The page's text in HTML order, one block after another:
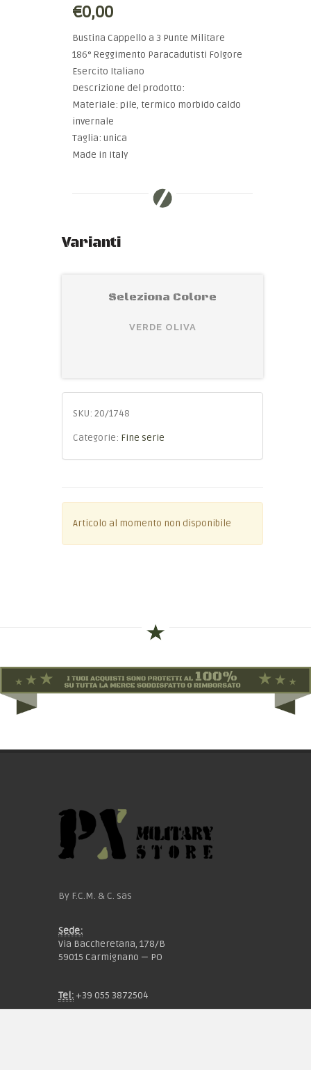
€0,00
Bustina Cappello a 3 Punte Militare
186° Reggimento Paracadutisti Folgore
Esercito Italiano
Descrizione del prodotto:
Materiale: pile, termico morbido caldo
invernale
Taglia: unica
Made in Italy
Varianti
Seleziona Colore
VERDE OLIVA
SKU: 20/1748
Categorie: Fine serie
Articolo al momento non disponibile
By F.C.M. & C. sas
Sede:
Via Baccheretana, 178/B
59015 Carmignano — PO
Tel: +39 055 3872504